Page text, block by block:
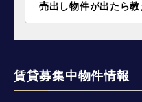
売出し物件が出たら教
賃貸募集中物件情報